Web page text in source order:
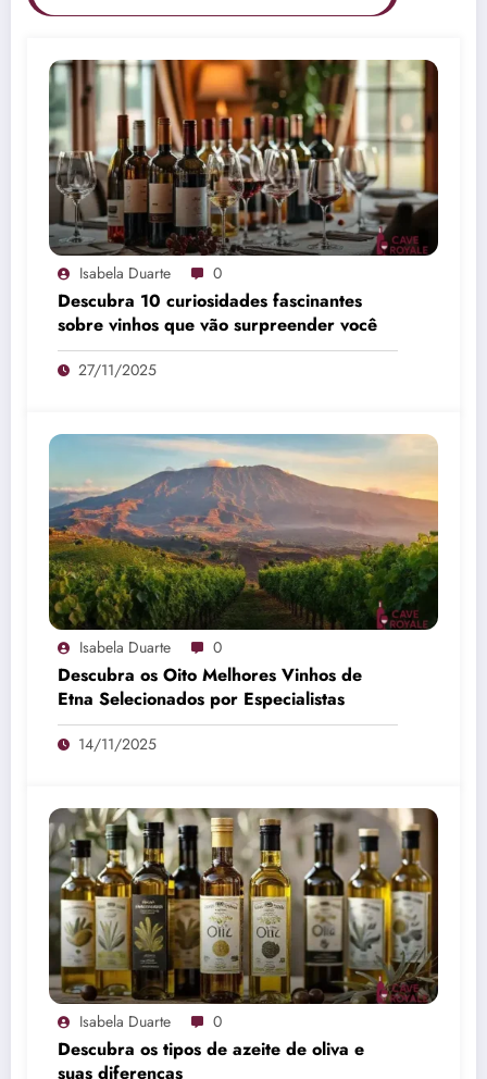
Isabela Duarte 0
Descubra 10 curiosidades fascinantes
sobre vinhos que vão surpreender você
27/11/2025
Isabela Duarte 0
Descubra os Oito Melhores Vinhos de
Etna Selecionados por Especialistas
14/11/2025
Isabela Duarte 0
Descubra os tipos de azeite de oliva e
suas diferenças